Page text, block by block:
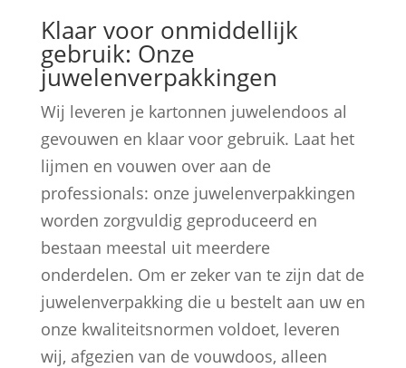
Klaar voor onmiddellijk
gebruik: Onze
juwelenverpakkingen
Wij leveren je kartonnen juwelendoos al
gevouwen en klaar voor gebruik. Laat het
lijmen en vouwen over aan de
professionals: onze juwelenverpakkingen
worden zorgvuldig geproduceerd en
bestaan meestal uit meerdere
onderdelen. Om er zeker van te zijn dat de
juwelenverpakking die u bestelt aan uw en
onze kwaliteitsnormen voldoet, leveren
wij, afgezien van de vouwdoos, alleen